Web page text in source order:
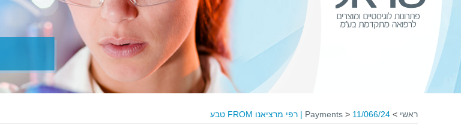
ראשי >
Payments > 11/066/24 | רפי מרציאנו FROM טבע